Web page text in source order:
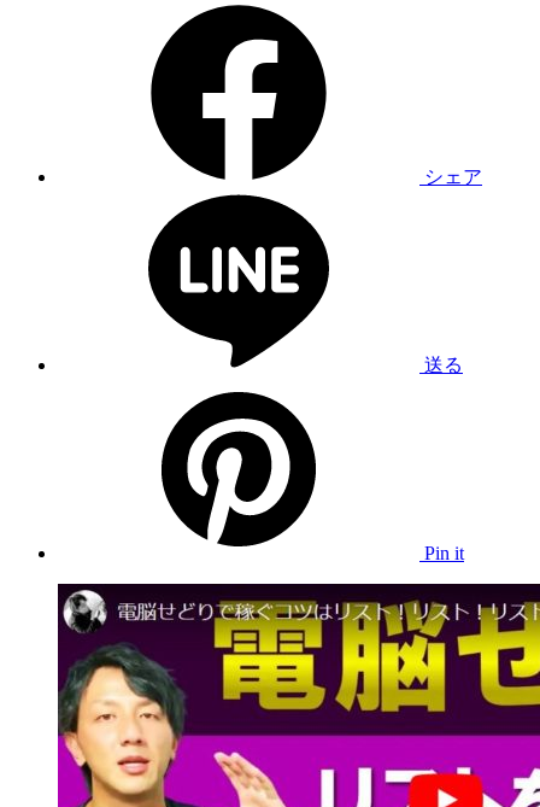
シェア
送る
Pin it